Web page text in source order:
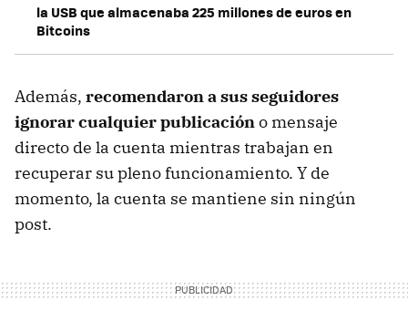
la USB que almacenaba 225 millones de euros en
Bitcoins
Además, recomendaron a sus seguidores
ignorar cualquier publicacióno mensaje
directo de la cuenta mientras trabajan en
recuperar su pleno funcionamiento. Y de
momento, la cuenta se mantiene sin ningún
post.